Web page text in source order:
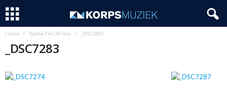
Home Taptoe Tiel 20 mei _DSC7283
_DSC7283